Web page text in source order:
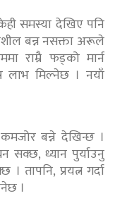
समस्या देखिए पनि
बन्न नसक्ता अरूले
राम्रै फड्को मार्न
लाभ मिल्नेछ । नयाँ
बन्ने देखिन्छ ।
ध्यान पुर्याउनु
तापनि, प्रयत्न गर्दा
।